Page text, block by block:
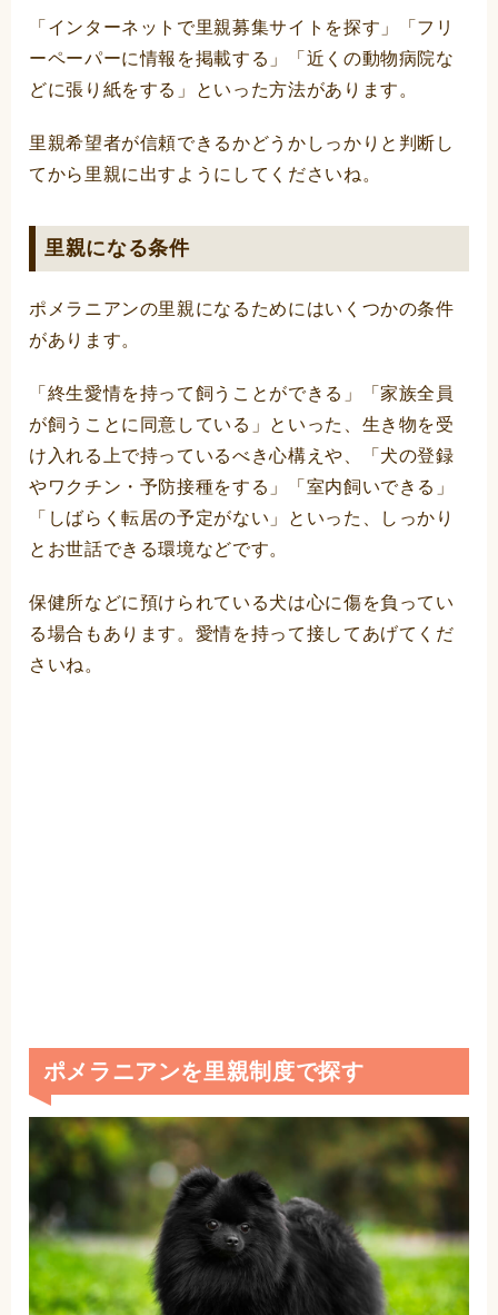
「インターネットで里親募集サイトを探す」「フリ
ーペーパーに情報を掲載する」「近くの動物病院な
どに張り紙をする」といった方法があります。
里親希望者が信頼できるかどうかしっかりと判断し
てから里親に出すようにしてくださいね。
里親になる条件
ポメラニアンの里親になるためにはいくつかの条件
があります。
「終生愛情を持って飼うことができる」「家族全員
が飼うことに同意している」といった、生き物を受
け入れる上で持っているべき心構えや、「犬の登録
やワクチン・予防接種をする」「室内飼いできる」
「しばらく転居の予定がない」といった、しっかり
とお世話できる環境などです。
保健所などに預けられている犬は心に傷を負ってい
る場合もあります。愛情を持って接してあげてくだ
さいね。
ポメラニアンを里親制度で探す